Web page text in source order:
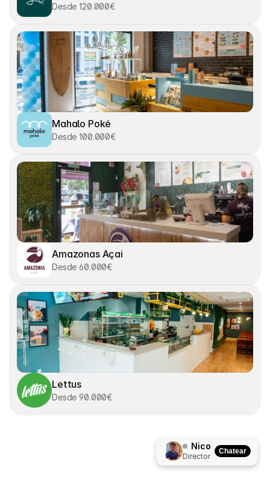
Desde 120.000€
Mahalo Poké
Desde 100.000€
Amazonas Açai
Desde 60.000€
Lettus
Desde 90.000€
Nico
Director
Chatear